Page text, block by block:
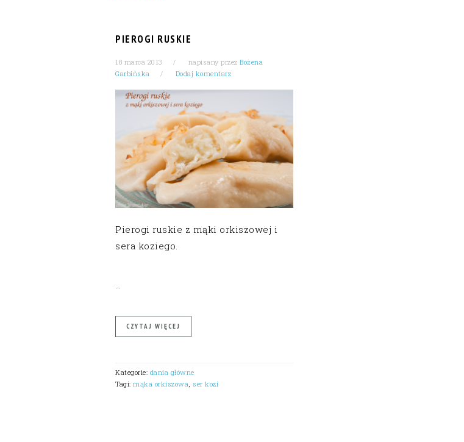
PIEROGI RUSKIE
18 marca 2013 napisany przez Bożena
Garbińska
Dodaj komentarz
Pierogi ruskie z mąki orkiszowej i
sera koziego.
CZYTAJ WIĘCEJ
Kategorie: dania główne
Tagi: mąka orkiszowa ser kozi